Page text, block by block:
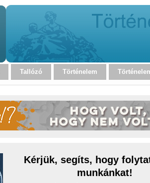
Tallózó Történelem
Kérjük, segíts, hogy
munkánkat!